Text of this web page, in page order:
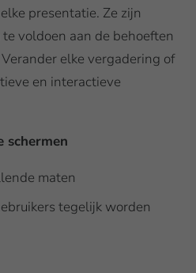
presentatie. Ze zijn
voldoen aan de behoeften
elke vergadering of
en interactieve
schermen
maten
tegelijk worden